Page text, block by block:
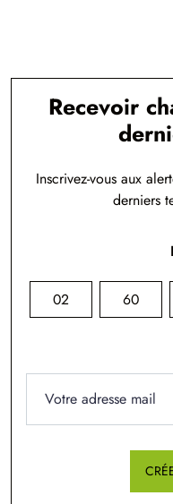
Recevoir
Inscrivez-vous aux
derniers
02 60